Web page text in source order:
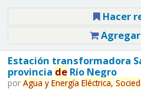
Hacer
Estación transformadora
provincia deRío Negro
por Agua y Energía Eléctrica,